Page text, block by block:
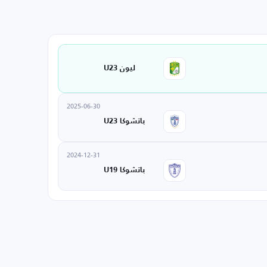
ليون U23
2025-06-30
باتشوكا U23
2024-12-31
باتشوكا U19